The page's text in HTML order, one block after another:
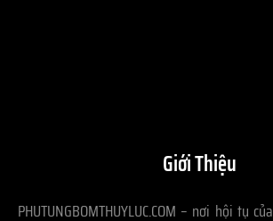
Giới Thiệu
PHUTUNGBOMTHUYLUC.COM – nơi hội tụ